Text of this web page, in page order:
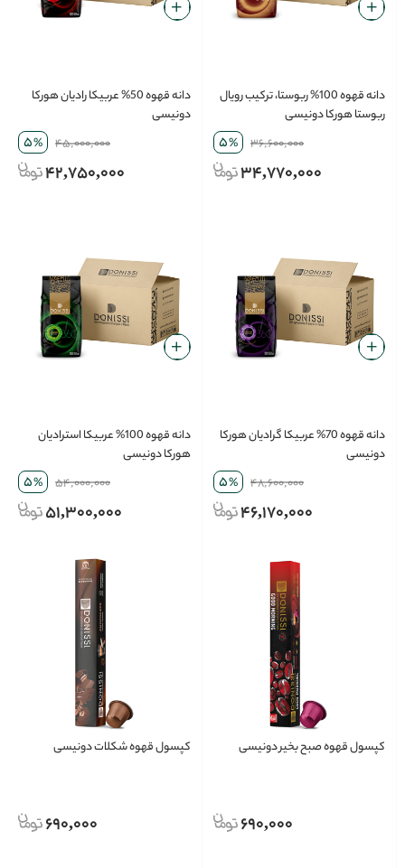
دانه قهوه 100% ربوستا، ترکیب رویال
ربوستا هورکا دونیسی
36,600,000
5%
34,770,000
دانه قهوه 50% عربیکا رادیان هورکا
دونیسی
45,000,000
5%
42,750,000
دانه قهوه 70% عربیکا گرادیان هورکا
دونیسی
48,600,000
5%
46,170,000
دانه قهوه 100% عربیکا استرادیان
هورکا دونیسی
54,000,000
5%
51,300,000
کپسول قهوه صبح بخیر دونیسی
690,000
کپسول قهوه شکلات دونیسی
690,000